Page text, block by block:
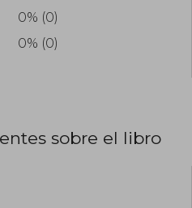
0% (0)
0% (0)
sobre el libro